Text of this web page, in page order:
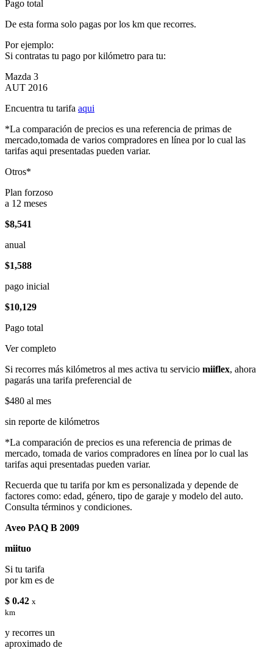
Pago total
De esta forma solo pagas por los km que recorres.
Por ejemplo:
Si contratas tu pago por kilómetro para tu:
Mazda 3
AUT 2016
Encuentra tu tarifa aqui
*La comparación de precios es una referencia de primas de
mercado,tomada de varios compradores en línea por lo cual las
tarifas aqui presentadas pueden variar.
Otros*
Plan forzoso
a 12 meses
$8,541
anual
$1,588
pago inicial
$10,129
Pago total
Ver completo
Si recorres más kilómetros al mes activa tu servicio miiflex, ahora
pagarás una tarifa preferencial de
$480 al mes
sin reporte de kilómetros
*La comparación de precios es una referencia de primas de
mercado, tomada de varios compradores en línea por lo cual las
tarifas aqui presentadas pueden variar.
Recuerda que tu tarifa por km es personalizada y depende de
factores como: edad, género, tipo de garaje y modelo del auto.
Consulta términos y condiciones.
Aveo PAQ B 2009
miituo
Si tu tarifa
por km es de
$ 0.42 x
km
y recorres un
aproximado de